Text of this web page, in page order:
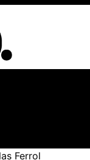
Ferrol